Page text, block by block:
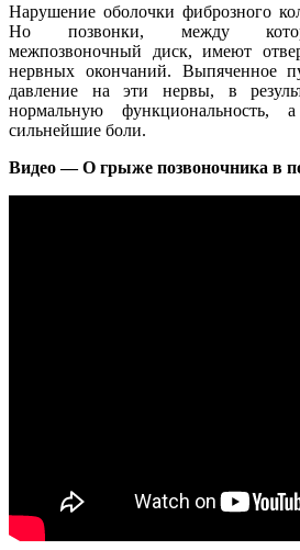
Нарушение оболочки фиброзного
Но позвонки, между
межпозвоночный диск, имеют
нервных окончаний. Выпяченное
давление на эти нервы, в
нормальную функциональность,
сильнейшие боли.
Видео — О грыже позвоночника в